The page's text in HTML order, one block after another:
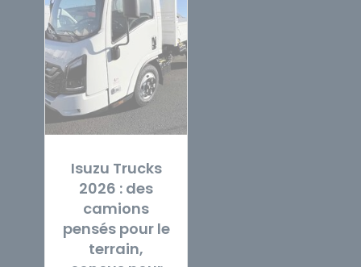
Isuzu Trucks
2026 : des
camions
pensés pour le
terrain,